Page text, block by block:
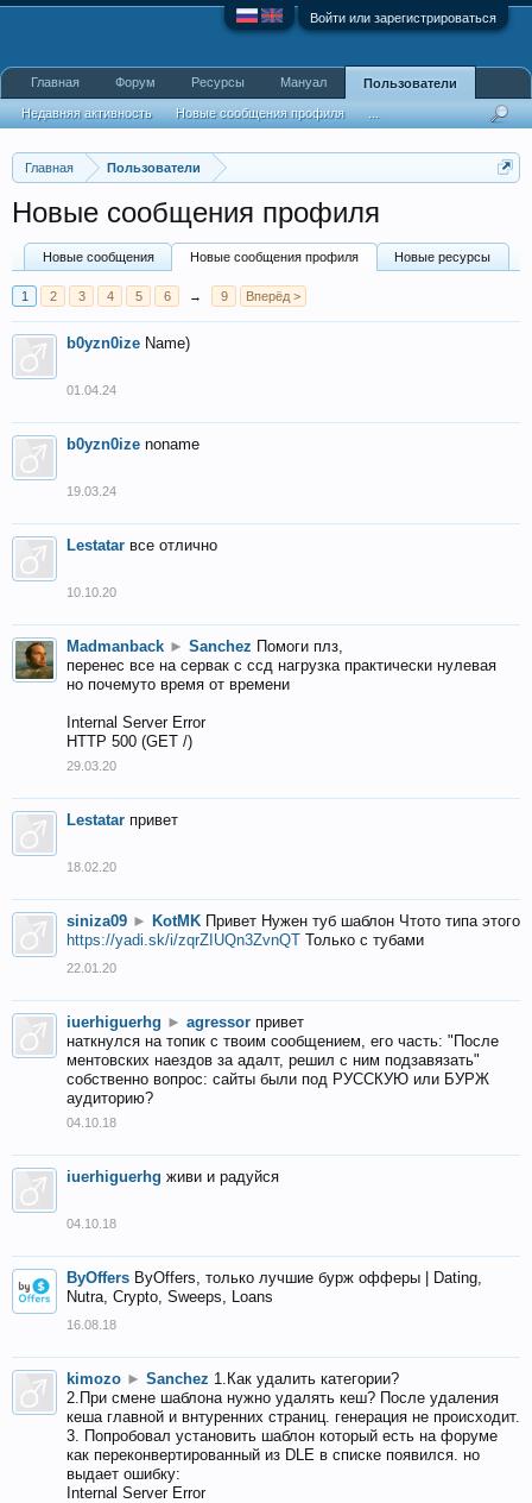
Войти или зарегистрироваться
Главная Пользователи
Новые сообщения профиля
Новые сообщения Новые сообщения профиля Новые ресурсы
1 2 3 4 5 6 → 9 Вперёд >
b0yzn0ize Name)
01.04.24
b0yzn0ize noname
19.03.24
Lestatar все отлично
10.10.20
Madmanback ► Sanchez Помоги плз,
перенес все на сервак с ссд нагрузка практически нулевая
но почемуто время от времени
Internal Server Error
HTTP 500 (GET /)
29.03.20
Lestatar привет
18.02.20
siniza09 ► KotMK Привет Нужен туб шаблон Чтото типа этого
https://yadi.sk/i/zqrZIUQn3ZvnQT Только с тубами
22.01.20
iuerhiguerhg ► agressor привет
наткнулся на топик с твоим сообщением, его часть: "После
ментовских наездов за адалт, решил с ним подзавязать"
собственно вопрос: сайты были под РУССКУЮ или БУРЖ
аудиторию?
04.10.18
iuerhiguerhg живи и радуйся
04.10.18
ByOffers ByOffers, только лучшие бурж офферы | Dating,
Nutra, Crypto, Sweeps, Loans
16.08.18
kimozo ► Sanchez 1.Как удалить категории?
2.При смене шаблона нужно удалять кеш? После удаления
кеша главной и внтуренних страниц. генерация не происходит.
3. Попробовал установить шаблон который есть на форуме
как переконвертированный из DLE в списке появился. но
выдает ошибку:
Internal Server Error
Главная Форум Ресурсы Мануал Пользователи
Недавняя активность Новые сообщения профиля